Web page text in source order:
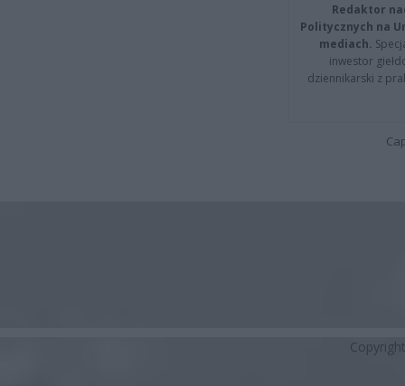
Redaktor
Politycznych na
mediach.
inwestor
dziennikarski z